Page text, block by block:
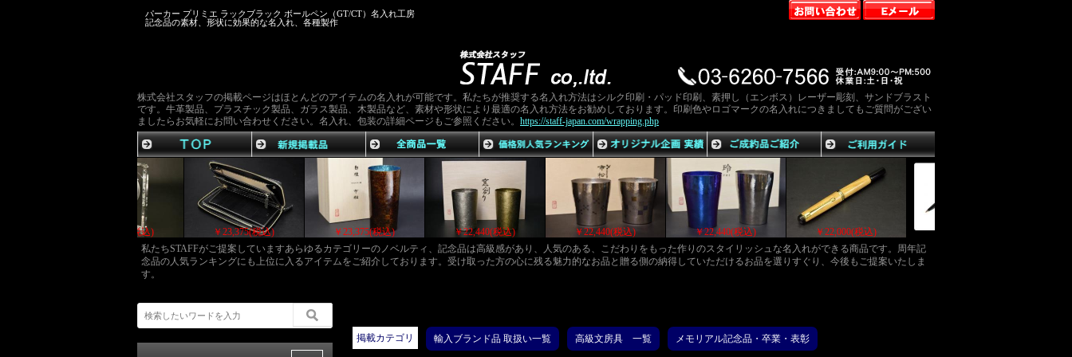
パーカー プリミエ ラックブラック ボールペン（GT/CT）名入れ工房
記念品の素材、形状に効果的な名入れ、各種製作
株式会社スタッフの掲載ページはほとんどのアイテムの名入れが可能です。私たちが推奨する名入れ方法はシルク印刷・パッド印刷、素押し（エンボス）レーザー彫刻、サンドブラスト
です。牛革製品、プラスチック製品、ガラス製品、木製品など、素材や形状により最適の名入れ方法をお勧めしております。印刷色やロゴマークの名入れにつきましてもご質問がござい
ましたらお気軽にお問い合わせください。名入れ、包装の詳細ページもご参照ください。 https://staff-japan.com/wrapping.php
￥23,650(税込) ￥23,375(税込) ￥23,375(税込) ￥22,440(税込) ￥22,440(税込) ￥22,440(税込) ￥22,000(税込)
私たちSTAFFがご提案していますあらゆるカテゴリーのノベルティ、記念品は高級感があり、人気のある、こだわりをもった作りのスタイリッシュな名入れができる商品です。周年記
念品の人気ランキングにも上位に入るアイテムをご紹介しております。受け取った方の心に残る魅力的なお品と贈る側の納得していただけるお品を選りすぐり、今後もご提案いたしま
す。
掲載カテゴリ 輸入ブランド品 取扱い一覧 高級文房具 一覧 メモリアル記念品・卒業・表彰